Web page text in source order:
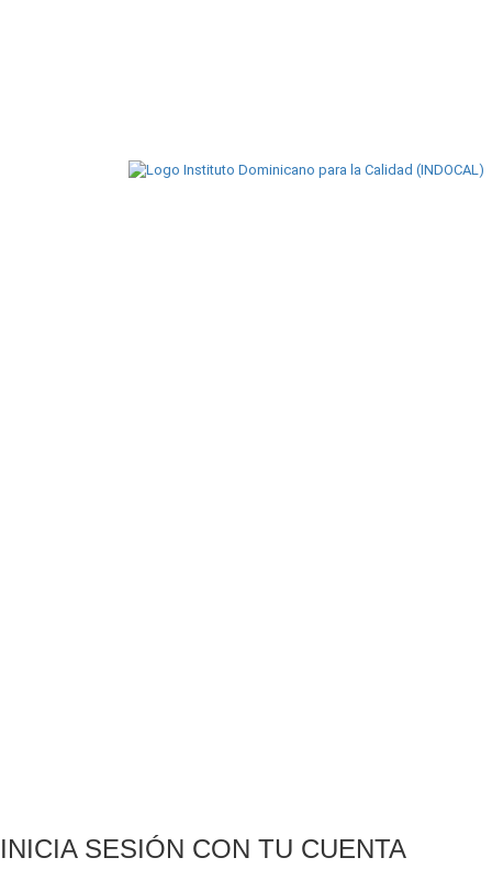
INICIA SESIÓN CON TU CUENTA